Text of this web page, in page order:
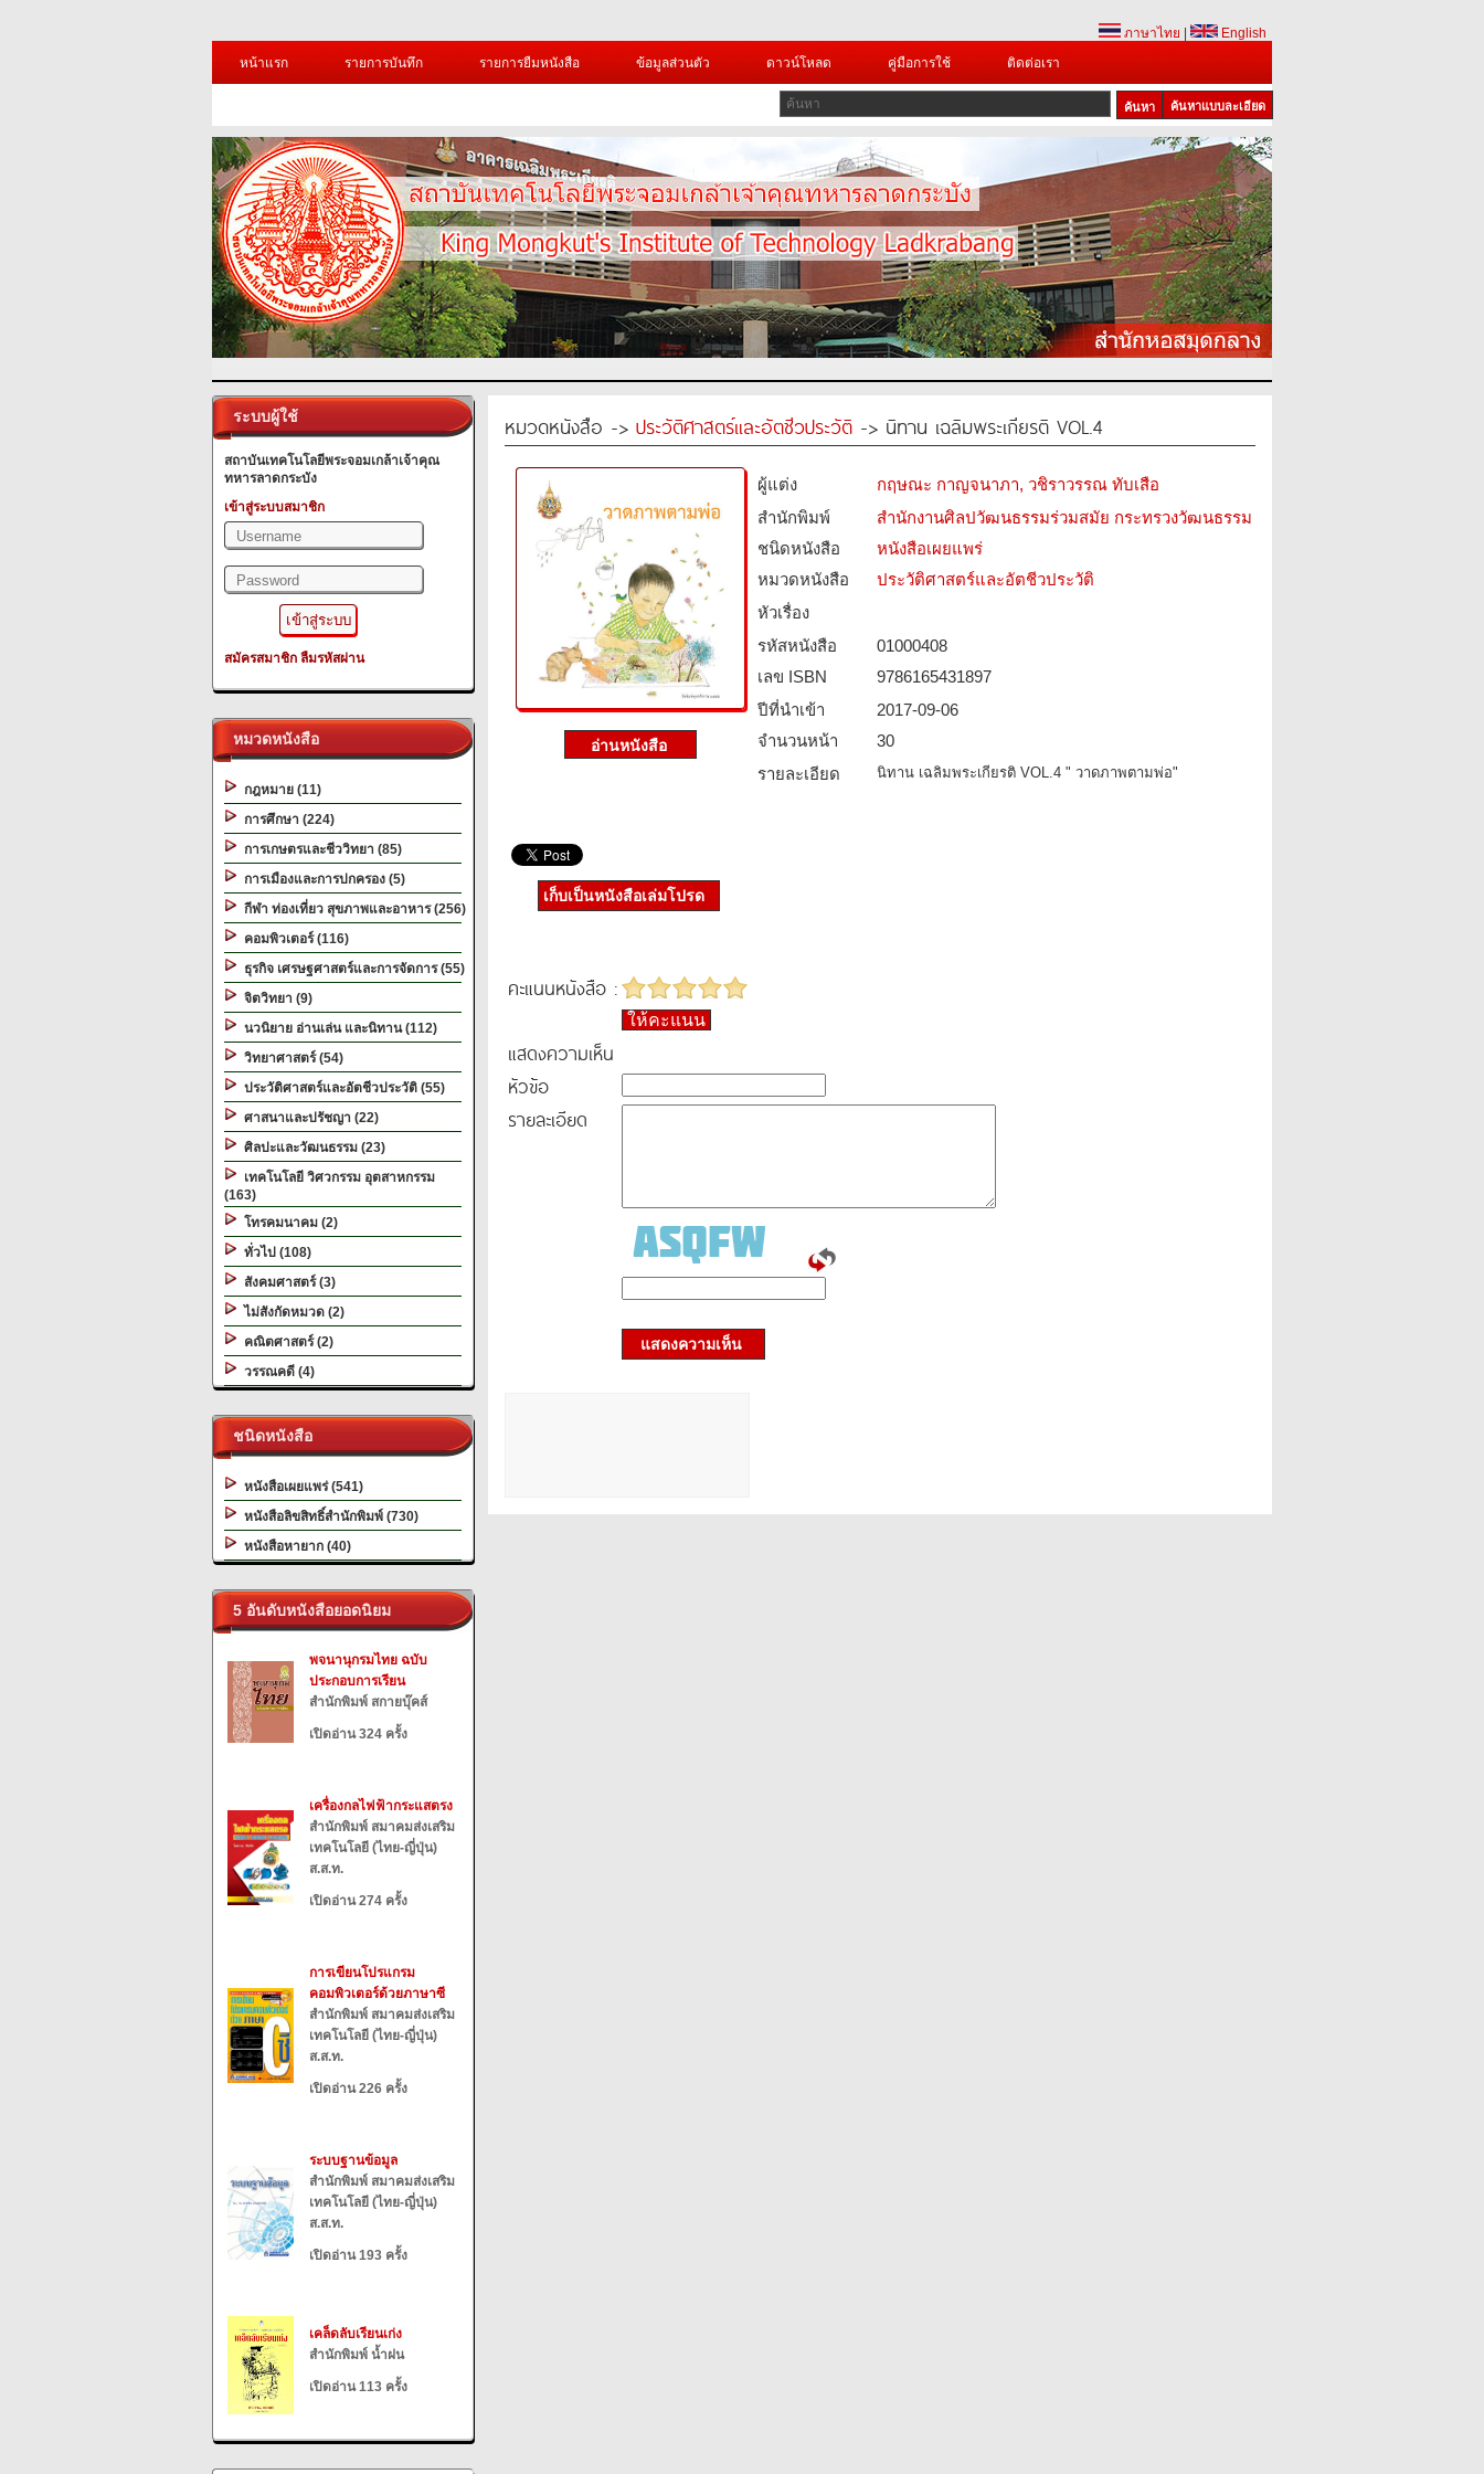
ภาษาไทย
English
หน้าแรก
รายการบันทึก รายการยืมหนังสือ ข้อมูลส่วนตัว ดาวน์โหลด คู่มือการใช้ ติดต่อเรา
ค้นหาแบบละเอียด
ระบบผู้ใช้
สถาบันเทคโนโลยีพระจอมเกล้าเจ้าคุณ
ทหารลาดกระบัง
เข้าสู่ระบบสมาชิก
สมัครสมาชิก ลืมรหัสผ่าน
หมวดหนังสือ
กฎหมาย (11)
การศึกษา (224)
การเกษตรและชีววิทยา (85)
การเมืองและการปกครอง (5)
กีฬา ท่องเที่ยว สุขภาพและอาหาร (256)
คอมพิวเตอร์ (116)
ธุรกิจ เศรษฐศาสตร์และการจัดการ (55)
จิตวิทยา (9)
นวนิยาย อ่านเล่น และนิทาน (112)
วิทยาศาสตร์ (54)
ประวัติศาสตร์และอัตชีวประวัติ (55)
ศาสนาและปรัชญา (22)
ศิลปะและวัฒนธรรม (23)
เทคโนโลยี วิศวกรรม อุตสาหกรรม
(163)
โทรคมนาคม (2)
ทั่วไป (108)
สังคมศาสตร์ (3)
ไม่สังกัดหมวด (2)
คณิตศาสตร์ (2)
วรรณคดี (4)
ชนิดหนังสือ
หนังสือเผยแพร่ (541)
หนังสือลิขสิทธิ์สำนักพิมพ์ (730)
หนังสือหายาก (40)
5 อันดับหนังสือยอดนิยม
พจนานุกรมไทย ฉบับ
ประกอบการเรียน
สำนักพิมพ์ สกายบุ๊คส์
เปิดอ่าน 324 ครั้ง
เครื่องกลไฟฟ้ากระแสตรง
สำนักพิมพ์ สมาคมส่งเสริม
เทคโนโลยี (ไทย-ญี่ปุ่น)
ส.ส.ท.
เปิดอ่าน 274 ครั้ง
การเขียนโปรแกรม
คอมพิวเตอร์ด้วยภาษาซี
สำนักพิมพ์ สมาคมส่งเสริม
เทคโนโลยี (ไทย-ญี่ปุ่น)
ส.ส.ท.
เปิดอ่าน 226 ครั้ง
ระบบฐานข้อมูล
สำนักพิมพ์ สมาคมส่งเสริม
เทคโนโลยี (ไทย-ญี่ปุ่น)
ส.ส.ท.
เปิดอ่าน 193 ครั้ง
เคล็ดลับเรียนเก่ง
สำนักพิมพ์ น้ำฝน
เปิดอ่าน 113 ครั้ง
หมวดหนังสือ -> ประวัติศาสตร์และอัตชีวประวัติ -> นิทาน เฉลิมพระเกียรติ VOL.4
ผู้แต่ง
กฤษณะ กาญจนาภา, วชิราวรรณ ทับเสือ
สำนักพิมพ์
สำนักงานศิลปวัฒนธรรมร่วมสมัย กระทรวงวัฒนธรรม
ชนิดหนังสือ­
หนังสือเผยแพร่
หมวดหนังสือ­
ประวัติศาสตร์และอัตชีวประวัติ
หัวเรื่อง
รหัสหนังสือ­
01000408
เลข ISBN
9786165431897
ปีที่นำเข้า
2017-09-06
จำนวนหน้า
30
รายละเอียด
นิทาน เฉลิมพระเกียรติ VOL.4 " วาดภาพตามพ่อ"
เก็บเป็นหนังสือเล่มโปรด
คะแนนหนังสือ :
ให้คะแนน
แสดงความเห็น
หัวข้อ
รายละเอียด
แสดงความเห็น